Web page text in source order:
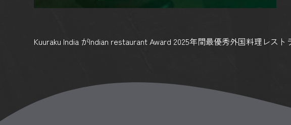
Kuuraku India がIndian restaurant Award 2025年間最優秀外国料理レス